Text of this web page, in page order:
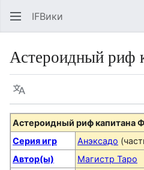
IFВики
Астероидный риф
Язык
Астероидный риф капитана
Серия игр
Анэксадо
Автор(ы)
Магистр Таро